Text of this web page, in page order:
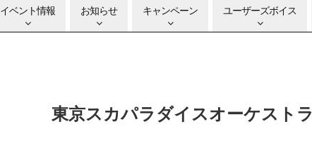
イベント情報 お知らせ キャンペーン ユーザーズボイス
東京スカパラダイスオーケストラ